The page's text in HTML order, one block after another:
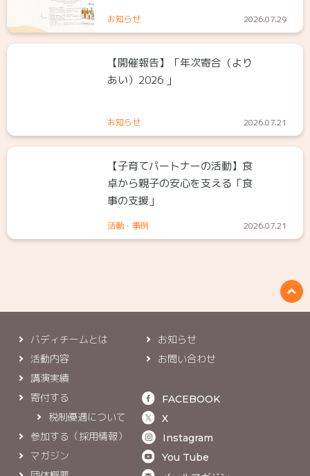
お知らせ 2026.07.29
【開催報告】「年次寄合（より
あい）2026 」
お知らせ 2026.07.21
【子育てパートナーの活動】食
卓から親子の安心を支える「食
事の支援」
活動・事例 2026.07.21
バディチームとは
活動内容
講演実績
寄付する
税制優遇について
参加する（採用情報）
マガジン
お知らせ
お問い合わせ
FACEBOOK
X
Instagram
You Tube